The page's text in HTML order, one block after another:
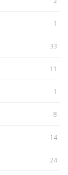
1
33
11
1
8
14
24